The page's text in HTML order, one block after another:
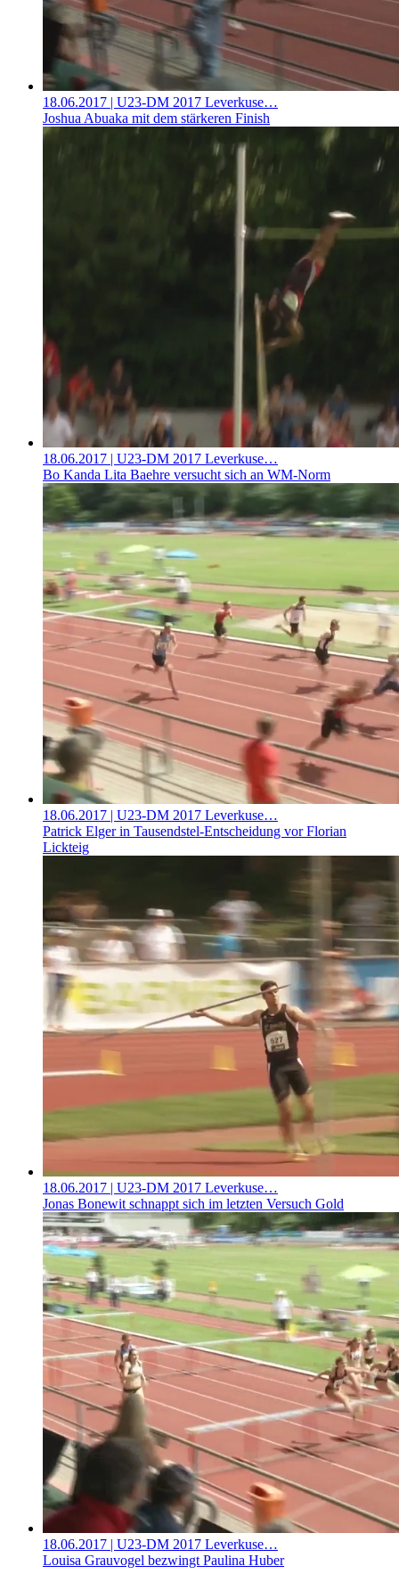
18.06.2017 | U23-DM 2017 Leverkuse…
Joshua Abuaka mit dem stärkeren Finish
18.06.2017 | U23-DM 2017 Leverkuse…
Bo Kanda Lita Baehre versucht sich an WM-Norm
18.06.2017 | U23-DM 2017 Leverkuse…
Patrick Elger in Tausendstel-Entscheidung vor Florian
Lickteig
18.06.2017 | U23-DM 2017 Leverkuse…
Jonas Bonewit schnappt sich im letzten Versuch Gold
18.06.2017 | U23-DM 2017 Leverkuse…
Louisa Grauvogel bezwingt Paulina Huber